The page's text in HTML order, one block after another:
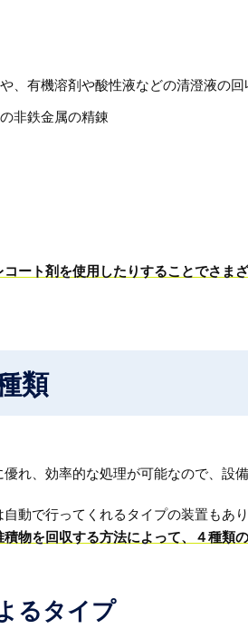
、有機溶剤や酸性液などの清澄液の回
非鉄金属の精錬
ート剤を使用したりすることでさま
類
れ、効率的な処理が可能なので、設
動で行ってくれるタイプの装置もあ
積物を回収する方法によって、４種類
るタイプ